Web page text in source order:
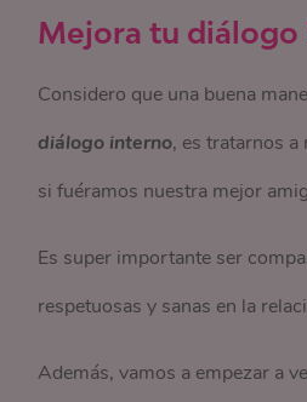
Mejora tu
Considero que una buena
diálogo interno, es tratarnos
si fuéramos nuestra mejor
Es super importante ser
respetuosas y sanas en la
Además, vamos a empezar a